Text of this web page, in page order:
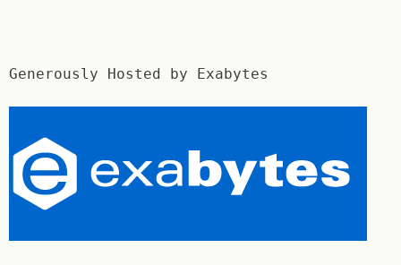
Generously Hosted by Exabytes